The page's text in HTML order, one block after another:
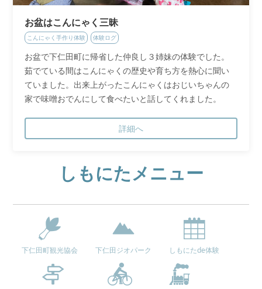
お盆はこんにゃく三昧
こんにゃく手作り体験 体験ログ
お盆で下仁田町に帰省した仲良し３姉妹の体験でした。
茹でている間はこんにゃくの歴史や育ち方を熱心に聞い
ていました。出来上がったこんにゃくはおじいちゃんの
家で味噌おでんにして食べたいと話してくれました。
詳細へ
しもにたメニュー
下仁田町観光協会 下仁田ジオパーク しもにたde体験